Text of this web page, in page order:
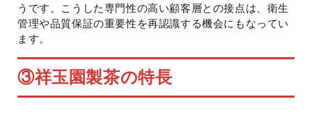
うです。こうした専門性の高い顧客層との接点は、衛生
管理や品質保証の重要性を再認識する機会にもなってい
ます。
③祥玉園製茶の特長